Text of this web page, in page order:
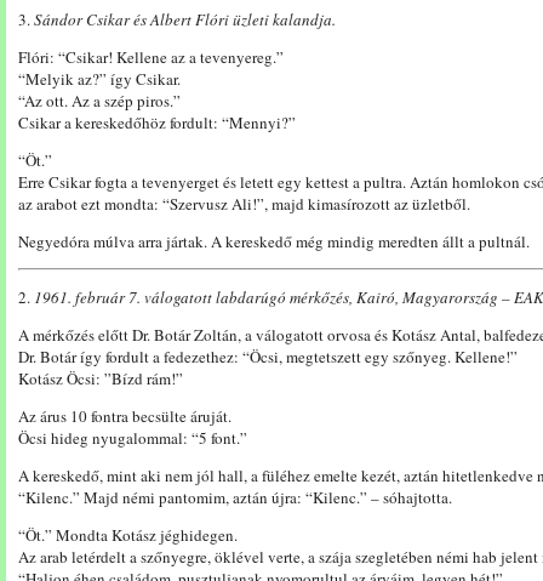
3.Sándor Csikar és Albert Flóri üzleti kalandja.
Flóri: “Csikar! Kellene az a tevenyereg.”
“Melyik az?” így Csikar.
“Az ott. Az a szép piros.”
Csikar a kereskedőhöz fordult: “Mennyi?”
“Öt.”
Erre Csikar fogta a tevenyerget és letett egy kettest a pultra. Aztán homlokon
az arabot ezt mondta: “Szervusz Ali!”, majd kimasírozott az üzletből.
Negyedóra múlva arra jártak. A kereskedő még mindig meredten állt a pultnál.
2. 1961. február 7. válogatott labdarúgó mérkőzés, Kairó, Magyarország –
A mérkőzés előtt Dr. Botár Zoltán, a válogatott orvosa és Kotász Antal,
Dr. Botár így fordult a fedezethez: “Öcsi, megtetszett egy szőnyeg. Kellene!”
Kotász Öcsi: ”Bízd rám!”
Az árus 10 fontra becsülte áruját.
Öcsi hideg nyugalommal: “5 font.”
A kereskedő, mint aki nem jól hall, a füléhez emelte kezét, aztán hitetlenkedve
“Kilenc.” Majd némi pantomim, aztán újra: “Kilenc.” – sóhajtotta.
“Öt.” Mondta Kotász jéghidegen.
Az arab letérdelt a szőnyegre, öklével verte, a szája szegletében némi hab jelent